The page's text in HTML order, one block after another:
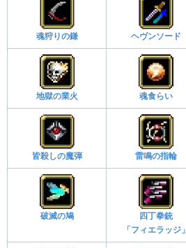
魂狩りの鎌 ヘヴンソード
地獄の業火 魂食らい
皆殺しの魔弾 雷鳴の指輪
破滅の鳩
四丁拳銃
「フィエラッジ」